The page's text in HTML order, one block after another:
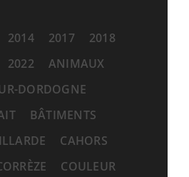
2014 2017
2018
2022
ANIMAUX
DORDOGNE
BÂTIMENTS
CAHORS
COULEUR